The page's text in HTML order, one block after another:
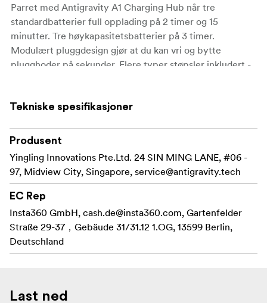
Parret med Antigravity A1 Charging Hub når tre
standardbatterier full opplading på 2 timer og 15
minutter. Tre høykapasitetsbatterier på 3 timer.
Modulært pluggdesign gjør at du kan vri og bytte
plugghoder på sekunder. Flere typer støpsler inkludert -
Hva er i esken:
1× 65W lader
1× USB-C ladekabel 1 m
.
Tekniske spesifikasjoner
Produsent
Yingling Innovations Pte.Ltd. 24 SIN MING LANE, #06 -
97, Midview City, Singapore, service@antigravity.tech
EC Rep
Insta360 GmbH, cash.de@insta360.com, Gartenfelder
Straße 29-37，Gebäude 31/31.12 1.OG, 13599 Berlin,
Deutschland
Last ned